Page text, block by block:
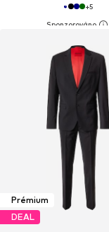
+5
Prémium
DEAL